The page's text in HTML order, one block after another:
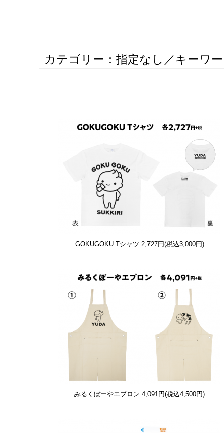
カテゴリー：指定なし／キーワ
GOKUGOKU Tシャツ 2,727円(税込3,000円)
みるくぼーやエプロン 4,091円(税込4,500円)